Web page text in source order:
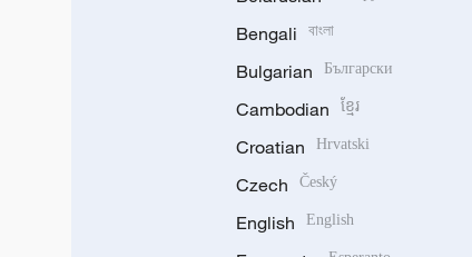
Bengali বাংলা
Bulgarian Български
Cambodian ខ្មែរ
Croatian Hrvatski
Czech Český
English English